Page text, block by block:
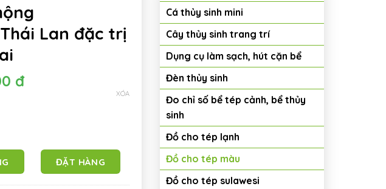
Cá thủy sinh mini
Cây thủy sinh trang trí
Dụng cụ làm sạch, hút cặn bể
Đèn thủy sinh
Đo chỉ số bể tép cảnh, bể thủy
sinh
Đồ cho tép lạnh
Đồ cho tép màu
Đồ cho tép sulawesi
Thái Lan đặc trị
đ
XÓA
ĐẶT HÀNG